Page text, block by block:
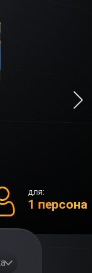
для:
1 персона